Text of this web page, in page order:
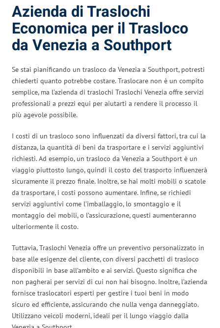
Azienda di Traslochi
Economica per il Trasloco
da Venezia a Southport
Se stai pianificando un trasloco da Venezia a Southport, potresti
chiederti quanto potrebbe costare. Traslocare non è un compito
semplice, ma l’azienda di traslochi Traslochi Venezia offre servizi
professionali a prezzi equi per aiutarti a rendere il processo il
più agevole possibile.
I costi di un trasloco sono influenzati da diversi fattori, tra cui la
distanza, la quantità di beni da trasportare e i servizi aggiuntivi
richiesti. Ad esempio, un trasloco da Venezia a Southport è un
viaggio piuttosto lungo, quindi il costo del trasporto influenzerà
sicuramente il prezzo finale. Inoltre, se hai molti mobili o scatole
da trasportare, i costi possono aumentare. Infine, se richiedi
servizi aggiuntivi come l’imballaggio, lo smontaggio e il
montaggio dei mobili, o l’assicurazione, questi aumenteranno
ulteriormente il costo.
Tuttavia, Traslochi Venezia offre un preventivo personalizzato in
base alle esigenze del cliente, con diversi pacchetti di trasloco
disponibili in base all’ambito e ai servizi. Questo significa che
non pagherai per servizi di cui non hai bisogno. Inoltre, l’azienda
fornisce traslocatori esperti per gestire i tuoi beni in modo
sicuro ed efficiente, assicurando che nulla venga danneggiato.
Utilizzano veicoli moderni, ideali per il lungo viaggio dalla